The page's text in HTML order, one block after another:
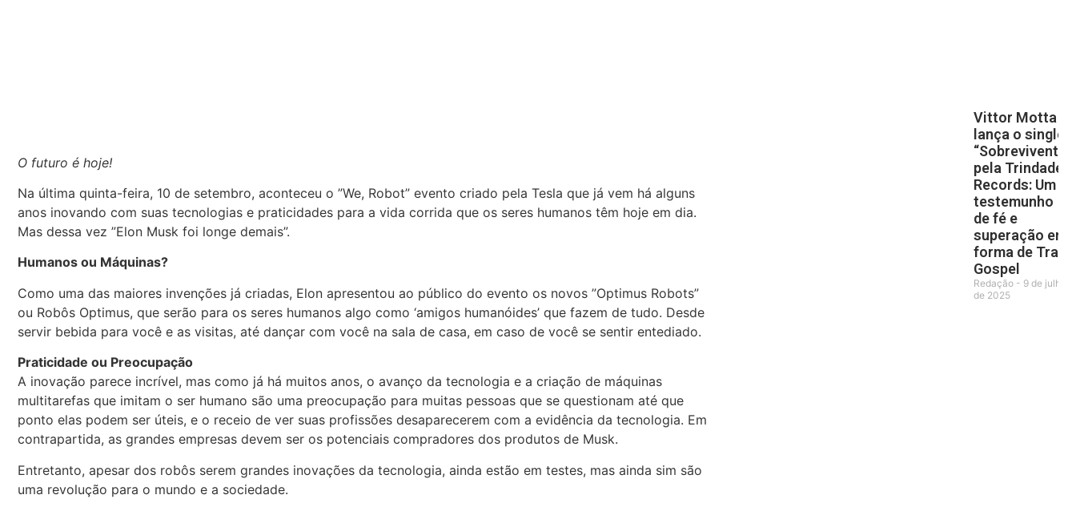
O futuro é hoje!
Na última quinta-feira, 10 de setembro, aconteceu o ”We, Robot” evento criado pela Tesla que já vem há alguns
anos inovando com suas tecnologias e praticidades para a vida corrida que os seres humanos têm hoje em dia.
Mas dessa vez ”Elon Musk foi longe demais”.
Humanos ou Máquinas?
Como uma das maiores invenções já criadas, Elon apresentou ao público do evento os novos ”Optimus Robots”
ou Robôs Optimus, que serão para os seres humanos algo como ‘amigos humanóides’ que fazem de tudo. Desde
servir bebida para você e as visitas, até dançar com você na sala de casa, em caso de você se sentir entediado.
Praticidade ou Preocupação
A inovação parece incrível, mas como já há muitos anos, o avanço da tecnologia e a criação de máquinas
multitarefas que imitam o ser humano são uma preocupação para muitas pessoas que se questionam até que
ponto elas podem ser úteis, e o receio de ver suas profissões desaparecerem com a evidência da tecnologia. Em
contrapartida, as grandes empresas devem ser os potenciais compradores dos produtos de Musk.
Entretanto, apesar dos robôs serem grandes inovações da tecnologia, ainda estão em testes, mas ainda sim são
uma revolução para o mundo e a sociedade.
Vittor Motta
lança o single
“Sobrevivente”
pela Trindade
Records: Um
testemunho
de fé e
superação em
forma de Trap
Gospel
Redação
9 de julho
de 2025